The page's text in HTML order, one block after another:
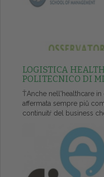
LOGISTICA
POLITECNICO DI
ŤAnche nell'healthcare
affermata sempre piů
continuitŕ del business